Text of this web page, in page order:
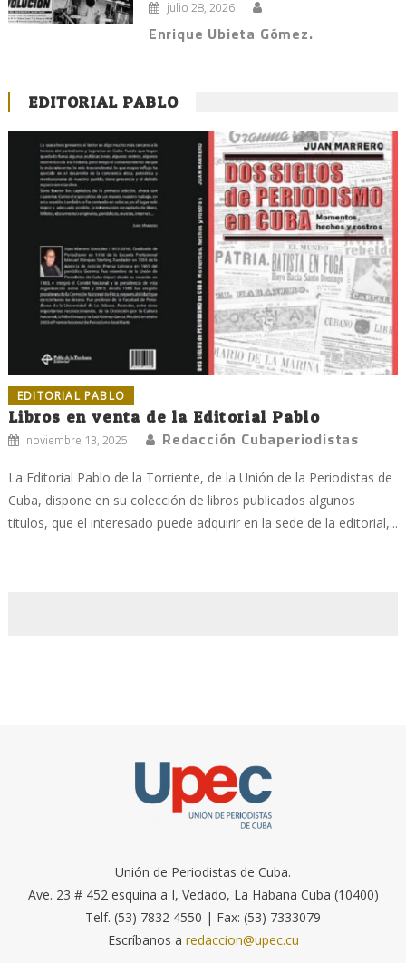
julio 28, 2026
Enrique Ubieta Gómez.
EDITORIAL PABLO
EDITORIAL PABLO
Libros en venta de la Editorial Pablo
noviembre 13, 2025 Redacción Cubaperiodistas
La Editorial Pablo de la Torriente, de la Unión de la Periodistas de
Cuba, dispone en su colección de libros publicados algunos
títulos, que el interesado puede adquirir en la sede de la editorial,...
Unión de Periodistas de Cuba.
Ave. 23 # 452 esquina a I, Vedado, La Habana Cuba (10400)
Telf. (53) 7832 4550 | Fax: (53) 7333079
Escríbanos a redaccion@upec.cu